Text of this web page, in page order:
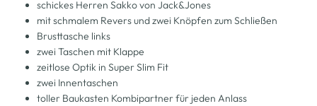
schickes Herren Sakko von Jack&Jones
mit schmalem Revers und zwei Knöpfen zum Schließen
Brusttasche links
zwei Taschen mit Klappe
zeitlose Optik in Super Slim Fit
zwei Innentaschen
toller Baukasten Kombipartner für jeden Anlass